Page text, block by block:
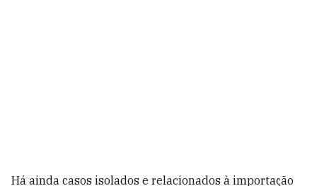
Há ainda casos isolados e relacionados à importação